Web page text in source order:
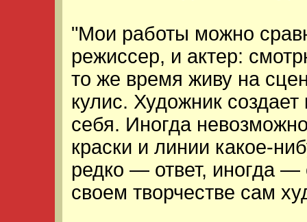
"Мои работы можно
режиссер, и актер:
то же время живу на
кулис. Художник
себя. Иногда
краски и линии какое-
редко — ответ, иногда —
своем творчестве сам